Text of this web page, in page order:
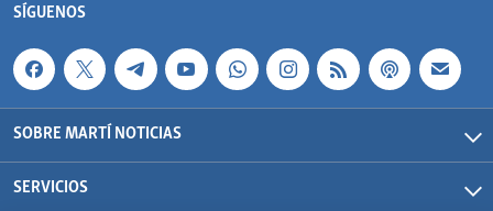
SÍGUENOS
SOBRE MARTÍ NOTICIAS
SERVICIOS